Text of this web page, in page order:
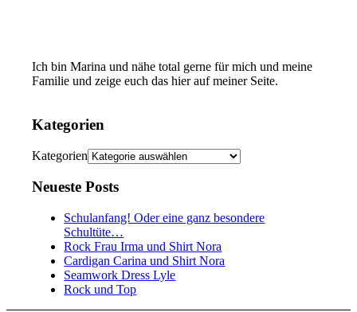
Ich bin Marina und nähe total gerne für mich und meine
Familie und zeige euch das hier auf meiner Seite.
Kategorien
Kategorien
Neueste Posts
Schulanfang! Oder eine ganz besondere
Schultüte…
Rock Frau Irma und Shirt Nora
Cardigan Carina und Shirt Nora
Seamwork Dress Lyle
Rock und Top